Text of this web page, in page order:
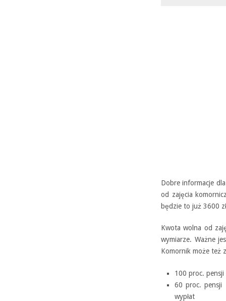
Dobre informacje
od zajęcia
będzie to już 3600
Kwota wolna od
wymiarze. Ważne
Komornik może też
100 proc. pensji
60 proc. pensji
wypłat